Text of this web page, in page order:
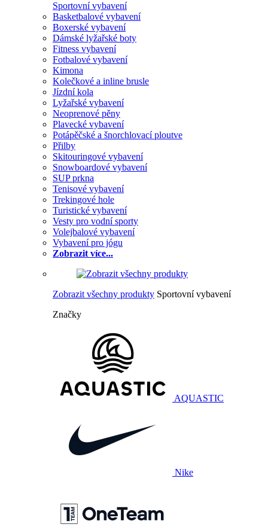
Sportovní vybavení
Basketbalové vybavení
Boxerské vybavení
Dámské lyžařské boty
Fitness vybavení
Fotbalové vybavení
Kimona
Kolečkové a inline brusle
Jízdní kola
Lyžařské vybavení
Neoprenové pěny
Plavecké vybavení
Potápěčské a šnorchlovací ploutve
Přilby
Skitouringové vybavení
Snowboardové vybavení
SUP prkna
Tenisové vybavení
Trekingové hole
Turistické vybavení
Vesty pro vodní sporty
Volejbalové vybavení
Vybavení pro jógu
Zobrazit více...
Zobrazit všechny produkty Sportovní vybavení
Značky
AQUASTIC
Nike